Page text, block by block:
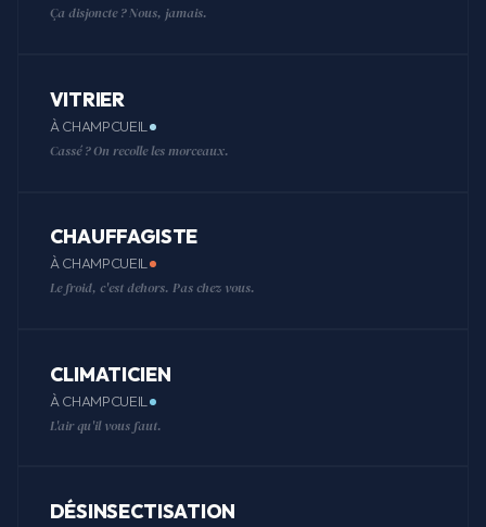
Ça disjoncte ? Nous, jamais.
VITRIER
À CHAMPCUEIL
Cassé ? On recolle les morceaux.
CHAUFFAGISTE
À CHAMPCUEIL
Le froid, c'est dehors. Pas chez vous.
CLIMATICIEN
À CHAMPCUEIL
L'air qu'il vous faut.
DÉSINSECTISATION